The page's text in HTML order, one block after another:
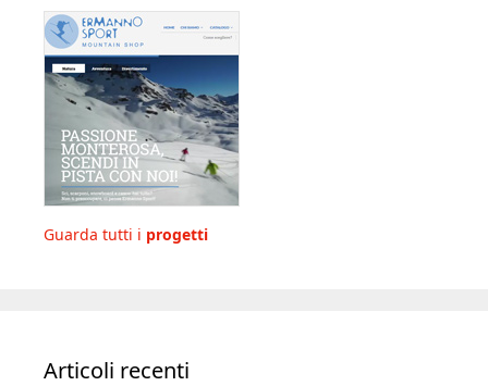
Guarda tutti i progetti
Articoli recenti